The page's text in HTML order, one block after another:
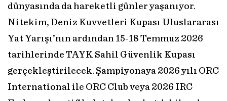
dünyasında da hareketli günler yaşanıyor.
Nitekim, Deniz Kuvvetleri Kupası Uluslararası
Yat Yarışı’nın ardından 15-18 Temmuz 2026
tarihlerinde TAYK Sahil Güvenlik Kupası
gerçekleştirilecek. Şampiyonaya 2026 yılı ORC
International ile ORC Club veya 2026 IRC